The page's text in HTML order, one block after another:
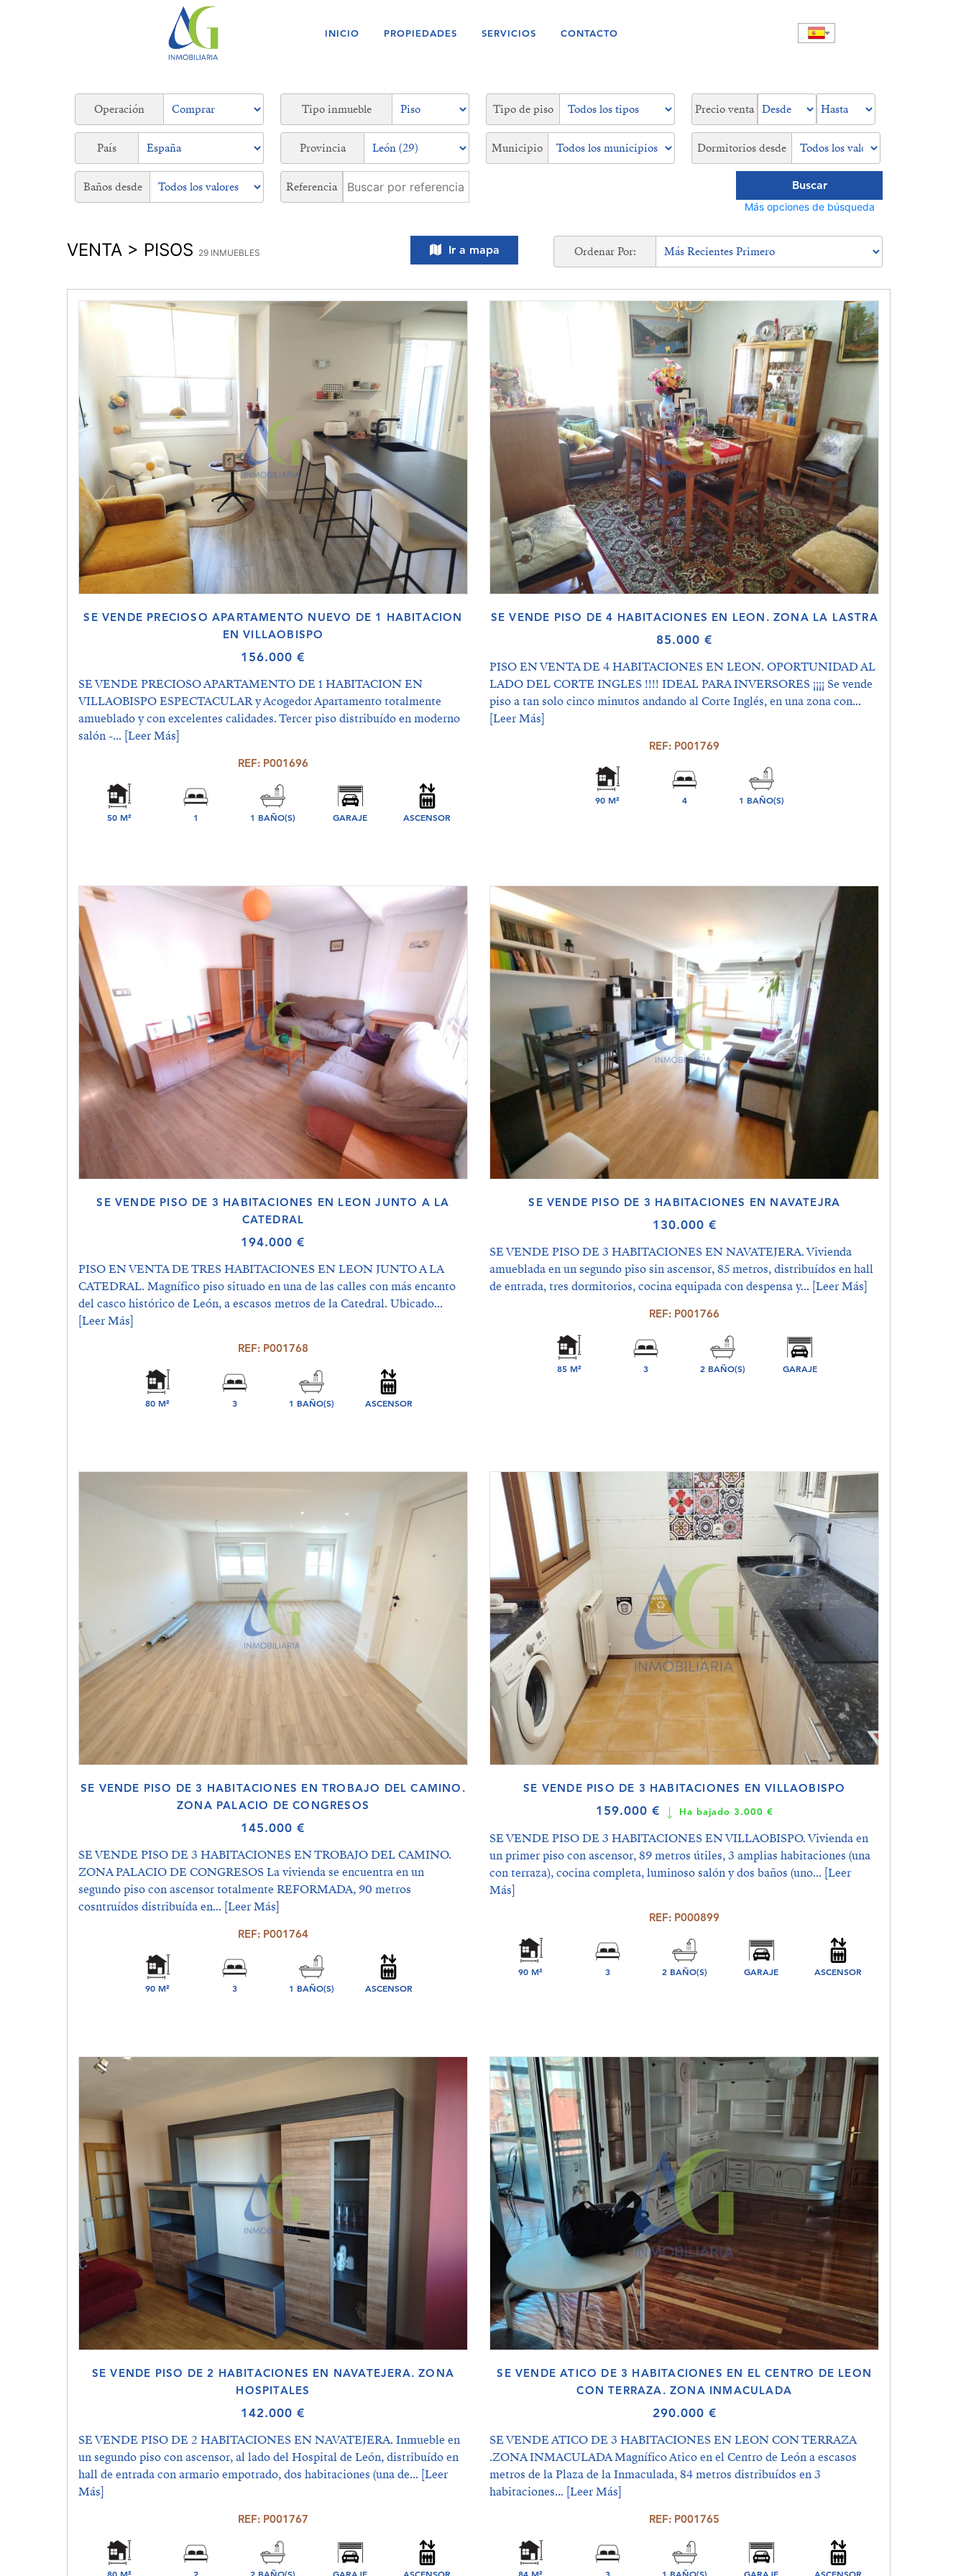
INICIO PROPIEDADES SERVICIOS CONTACTO
Operación Tipo inmueble Tipo de piso Precio venta
País Provincia Municipio Dormitorios desde
Baños desde Referencia Buscar
Más opciones de búsqueda
VENTA > PISOS 29 INMUEBLES Ir a mapa Ordenar Por:
SE VENDE PRECIOSO APARTAMENTO NUEVO DE 1 HABITACION
EN VILLAOBISPO
156.000 €
SE VENDE PRECIOSO APARTAMENTO DE 1 HABITACION EN
VILLAOBISPO ESPECTACULAR y Acogedor Apartamento totalmente
amueblado y con excelentes calidades. Tercer piso distribuído en moderno
salón -... [Leer Más]
REF: P001696
50 M²
1
1 BAÑO(S) GARAJE ASCENSOR
SE VENDE PISO DE 4 HABITACIONES EN LEON. ZONA LA LASTRA
85.000 €
PISO EN VENTA DE 4 HABITACIONES EN LEON. OPORTUNIDAD AL
LADO DEL CORTE INGLES !!!! IDEAL PARA INVERSORES ¡¡¡¡ Se vende
piso a tan solo cinco minutos andando al Corte Inglés, en una zona con...
[Leer Más]
REF: P001769
90 M²
4
1 BAÑO(S)
SE VENDE PISO DE 3 HABITACIONES EN LEON JUNTO A LA
CATEDRAL
194.000 €
PISO EN VENTA DE TRES HABITACIONES EN LEON JUNTO A LA
CATEDRAL. Magnífico piso situado en una de las calles con más encanto
del casco histórico de León, a escasos metros de la Catedral. Ubicado...
[Leer Más]
REF: P001768
80 M²
3
1 BAÑO(S) ASCENSOR
SE VENDE PISO DE 3 HABITACIONES EN NAVATEJRA
130.000 €
SE VENDE PISO DE 3 HABITACIONES EN NAVATEJERA. Vivienda
amueblada en un segundo piso sin ascensor, 85 metros, distribuídos en hall
de entrada, tres dormitorios, cocina equipada con despensa y... [Leer Más]
REF: P001766
85 M²
3
2 BAÑO(S) GARAJE
SE VENDE PISO DE 3 HABITACIONES EN TROBAJO DEL CAMINO.
ZONA PALACIO DE CONGRESOS
145.000 €
SE VENDE PISO DE 3 HABITACIONES EN TROBAJO DEL CAMINO.
ZONA PALACIO DE CONGRESOS La vivienda se encuentra en un
segundo piso con ascensor totalmente REFORMADA, 90 metros
cosntruídos distribuída en... [Leer Más]
REF: P001764
90 M²
3
1 BAÑO(S) ASCENSOR
SE VENDE PISO DE 3 HABITACIONES EN VILLAOBISPO
159.000 € Ha bajado 3.000 €
SE VENDE PISO DE 3 HABITACIONES EN VILLAOBISPO. Vivienda en
un primer piso con ascensor, 89 metros útiles, 3 amplias habitaciones (una
con terraza), cocina completa, luminoso salón y dos baños (uno... [Leer
Más]
REF: P000899
90 M²
3
2 BAÑO(S) GARAJE ASCENSOR
SE VENDE PISO DE 2 HABITACIONES EN NAVATEJERA. ZONA
HOSPITALES
142.000 €
SE VENDE PISO DE 2 HABITACIONES EN NAVATEJERA. Inmueble en
un segundo piso con ascensor, al lado del Hospital de León, distribuído en
hall de entrada con armario empotrado, dos habitaciones (una de... [Leer
Más]
REF: P001767
80 M² 2 2 BAÑO(S) GARAJE ASCENSOR
SE VENDE ATICO DE 3 HABITACIONES EN EL CENTRO DE LEON
CON TERRAZA. ZONA INMACULADA
290.000 €
SE VENDE ATICO DE 3 HABITACIONES EN LEON CON TERRAZA
.ZONA INMACULADA Magnífico Atico en el Centro de León a escasos
metros de la Plaza de la Inmaculada, 84 metros distribuídos en 3
habitaciones... [Leer Más]
REF: P001765
84 M² 3 1 BAÑO(S) GARAJE ASCENSOR